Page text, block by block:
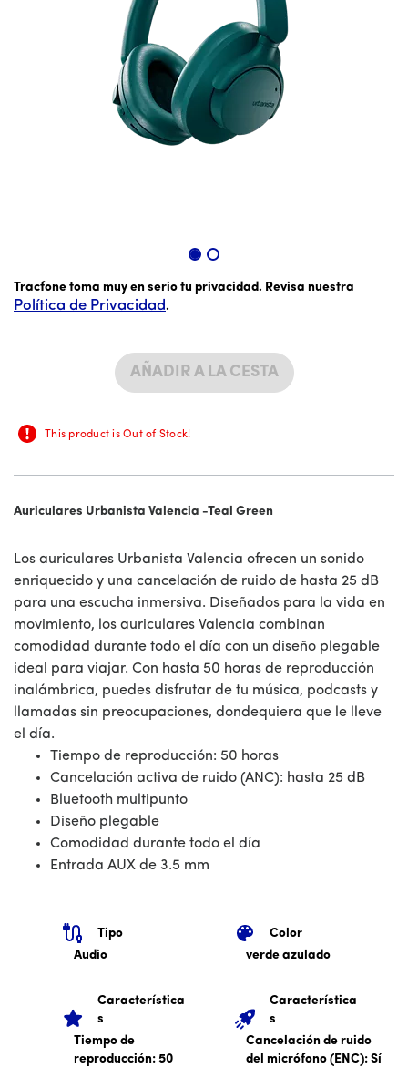
Tracfone toma muy en serio tu privacidad. Revisa nuestra
Política de Privacidad.
AÑADIR A LA CESTA
This product is Out of Stock!
Auriculares Urbanista Valencia -Teal Green
Los auriculares Urbanista Valencia ofrecen un sonido
enriquecido y una cancelación de ruido de hasta 25 dB
para una escucha inmersiva. Diseñados para la vida en
movimiento, los auriculares Valencia combinan
comodidad durante todo el día con un diseño plegable
ideal para viajar. Con hasta 50 horas de reproducción
inalámbrica, puedes disfrutar de tu música, podcasts y
llamadas sin preocupaciones, dondequiera que le lleve
el día.
Tiempo de reproducción: 50 horas
Cancelación activa de ruido (ANC): hasta 25 dB
Bluetooth multipunto
Diseño plegable
Comodidad durante todo el día
Entrada AUX de 3.5 mm
Tipo
Audio
Color
verde azulado
Característica
s
Tiempo de
reproducción: 50
Característica
s
Cancelación de ruido
del micrófono (ENC): Sí